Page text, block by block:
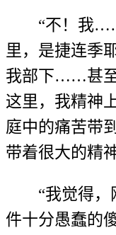
“不！我
里，是捷连季
我部下……甚
这里，我精神
庭中的痛苦带
带着很大的精
“我觉得
件十分愚蠢的